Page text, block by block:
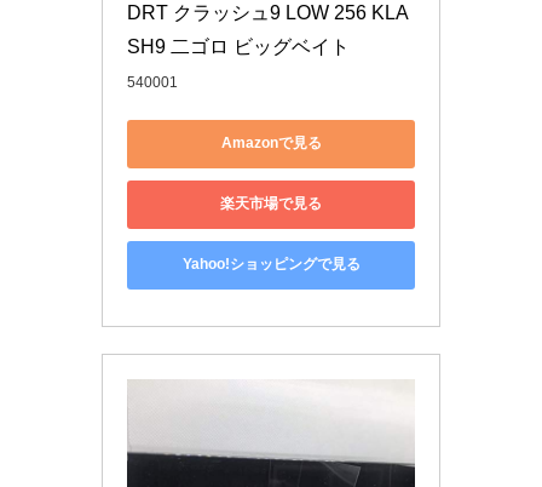
DRT クラッシュ9 LOW 256 KLA
SH9 二ゴロ ビッグベイト
540001
Amazonで見る
楽天市場で見る
Yahoo!ショッピングで見る